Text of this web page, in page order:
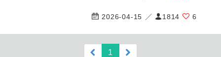
2026-04-15 ／ 1814 6
1 (current)